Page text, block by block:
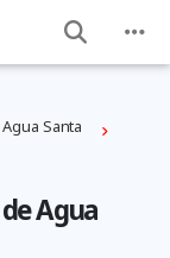
Santa
Agua